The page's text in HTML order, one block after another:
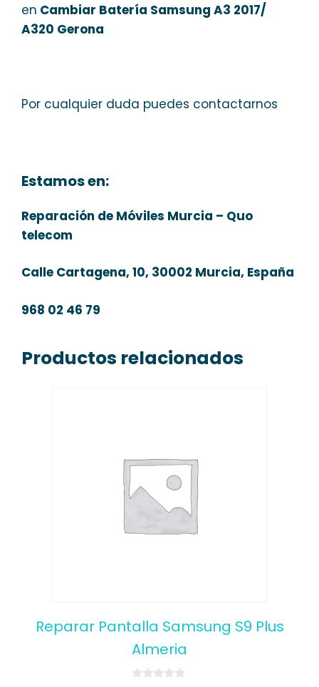
en Cambiar Batería Samsung A3 2017/
A320 Gerona
Por cualquier duda puedes contactarnos
Estamos en:
Reparación de Móviles Murcia – Quo
telecom
Calle Cartagena, 10, 30002 Murcia, España
968 02 46 79
Productos relacionados
Reparar Pantalla Samsung S9 Plus
Almeria